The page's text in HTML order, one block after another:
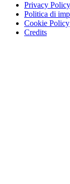
Privacy Policy
Politica di
Cookie Policy
Credits